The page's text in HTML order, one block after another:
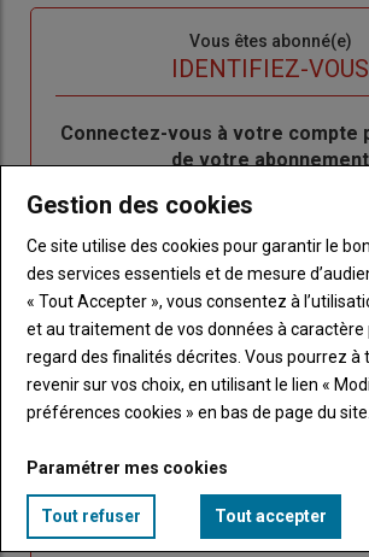
Vous êtes abonné(e)
IDENTIFIEZ-VOUS
Body
Connectez-vous à votre compte
de votre abonnement
Lien
compte"
Créer un nouveau compte
Lien
"Je
me
connecte"
Je me connecte
Sous-
Vous n'êtes pas abonné(e)
BodyChoisissez votre formule et
compte pour accéder à tout
Gestion des cookies
Ce site utilise des cookies pour garantir le
des services essentiels et de mesure
« Tout Accepter », vous consentez à
et au traitement de vos données à caractère
regard des finalités décrites. Vous pourrez
revenir sur vos choix, en utilisant le lien «
préférences cookies » en bas de page du site.
Paramétrer mes cookies
Tout refuser Tout accepter